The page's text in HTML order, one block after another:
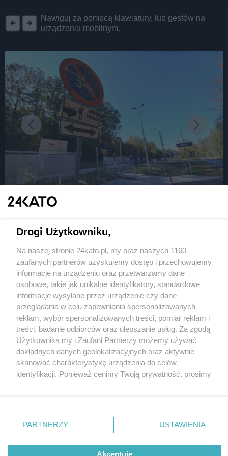
Nawiguj za pomocą klawiatury, lub gestów na
urządzeniu mobilnym.
Od 26 października 2025 r. zmiany w rozkładzie
odcinku Chorzów Batory-Tarnowskie Góry
1 / 1
Przystanek PKP Katowice
Murcki 19
Przygotowano nawet stojaki dla rowerzystów i
stanowisko kiss & ride.
Kolei Śląskich. Dotyczą Katowic i linii S8 na
odcinku Chorzów Batory-Tarnowskie Góry
REKLAMA
Wydawca mediów lokalnych
Nie zapomnij
zapoznać się z:
polityką prywatności regulamin korzystania z portali
Twojemiasto
Piekary Śląskie
Chorzów
Tarnowskie Góry
Gliwice
Skontakuj sięz nami
Kontakt
Wydawca
Redakcja
Drogi Użytkowniku,
Na naszej stronie 24kato.pl, my oraz naszych 1160
zaufanych partnerów uzyskujemy dostęp i przechowujemy
informacje na urządzeniu oraz przetwarzamy dane
osobowe, takie jak unikalne identyfikatory, standardowe
informacje wysyłane przez urządzenie czy dane
przeglądania w celu zapewniania spersonalizowanych
reklam, wybór spersonalizowanych treści, pomiar reklam i
treści, badanie odbiorców oraz ulepszanie usług. Za zgodą
Użytkownika my i Zaufani Partnerzy możemy używać
dokładnych danych geolokalizacyjnych oraz aktywnie
skanować charakterystykę urządzenia do celów
identyfikacji. Ponieważ cenimy Twoją prywatność, prosimy
prywatności znajdujący się w lewym dolnym rogu strony
. Niektóre rodzaje przetwarzania danych nie wymagają
zgody użytkownika, ale masz prawo sprzeciwić się
takiemu przetwarzaniu. Preferencje będą miały
PARTNERZY USTAWIENIA
Akceptuję